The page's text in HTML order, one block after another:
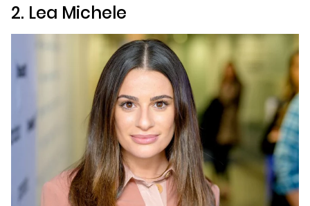
2. Lea Michele